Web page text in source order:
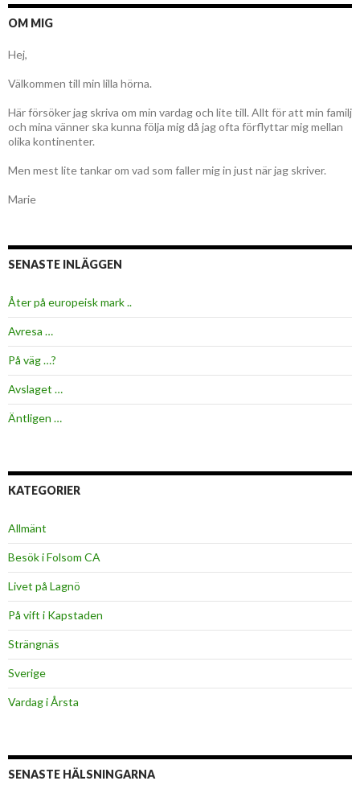
OM MIG
Hej,
Välkommen till min lilla hörna.
Här försöker jag skriva om min vardag och lite till. Allt för att min familj
och mina vänner ska kunna följa mig då jag ofta förflyttar mig mellan
olika kontinenter.
Men mest lite tankar om vad som faller mig in just när jag skriver.
Marie
SENASTE INLÄGGEN
Åter på europeisk mark ..
Avresa …
På väg …?
Avslaget …
Äntligen …
KATEGORIER
Allmänt
Besök i Folsom CA
Livet på Lagnö
På vift i Kapstaden
Strängnäs
Sverige
Vardag i Årsta
SENASTE HÄLSNINGARNA